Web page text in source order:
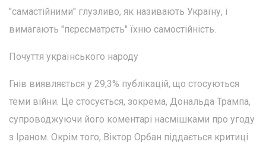
"самастійними" глузливо, як називають Україну, і
вимагають "пєрєсматрєть" їхню самостійність.
Почуття українського народу
Гнів виявляється у 29,3% публікацій, що стосуються
теми війни. Це стосується, зокрема, Дональда Трампа,
супроводжуючи його коментарі насмішками про угоду
з Іраном. Окрім того, Віктор Орбан піддається критиці